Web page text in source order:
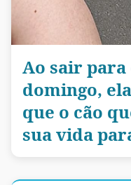
Ao sair
domingo,
que o cão
sua vida